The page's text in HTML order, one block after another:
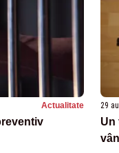
Actualitate 29
Un